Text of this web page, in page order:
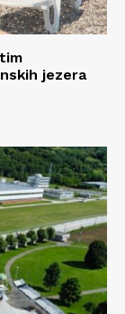
jezera